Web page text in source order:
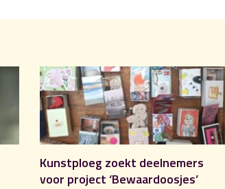
Kunstploeg zoekt deelnemers
voor project ‘Bewaardoosjes’